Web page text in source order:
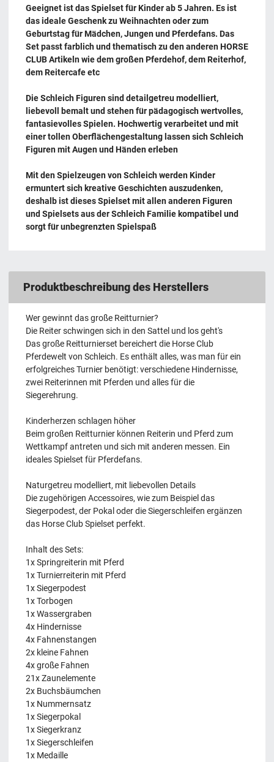
Geeignet ist das Spielset für Kinder ab 5 Jahren. Es ist
das ideale Geschenk zu Weihnachten oder zum
Geburtstag für Mädchen, Jungen und Pferdefans. Das
Set passt farblich und thematisch zu den anderen HORSE
CLUB Artikeln wie dem großen Pferdehof, dem Reiterhof,
dem Reitercafe etc
Die Schleich Figuren sind detailgetreu modelliert,
liebevoll bemalt und stehen für pädagogisch wertvolles,
fantasievolles Spielen. Hochwertig verarbeitet und mit
einer tollen Oberflächengestaltung lassen sich Schleich
Figuren mit Augen und Händen erleben
Mit den Spielzeugen von Schleich werden Kinder
ermuntert sich kreative Geschichten auszudenken,
deshalb ist dieses Spielset mit allen anderen Figuren
und Spielsets aus der Schleich Familie kompatibel und
sorgt für unbegrenzten Spielspaß
Produktbeschreibung des Herstellers
Wer gewinnt das große Reitturnier?
Die Reiter schwingen sich in den Sattel und los geht's
Das große Reitturnierset bereichert die Horse Club
Pferdewelt von Schleich. Es enthält alles, was man für ein
erfolgreiches Turnier benötigt: verschiedene Hindernisse,
zwei Reiterinnen mit Pferden und alles für die
Siegerehrung.
Kinderherzen schlagen höher
Beim großen Reitturnier können Reiterin und Pferd zum
Wettkampf antreten und sich mit anderen messen. Ein
ideales Spielset für Pferdefans.
Naturgetreu modelliert, mit liebevollen Details
Die zugehörigen Accessoires, wie zum Beispiel das
Siegerpodest, der Pokal oder die Siegerschleifen ergänzen
das Horse Club Spielset perfekt.
Inhalt des Sets:
1x Springreiterin mit Pferd
1x Turnierreiterin mit Pferd
1x Siegerpodest
1x Torbogen
1x Wassergraben
4x Hindernisse
4x Fahnenstangen
2x kleine Fahnen
4x große Fahnen
21x Zaunelemente
2x Buchsbäumchen
1x Nummernsatz
1x Siegerpokal
1x Siegerkranz
1x Siegerschleifen
1x Medaille